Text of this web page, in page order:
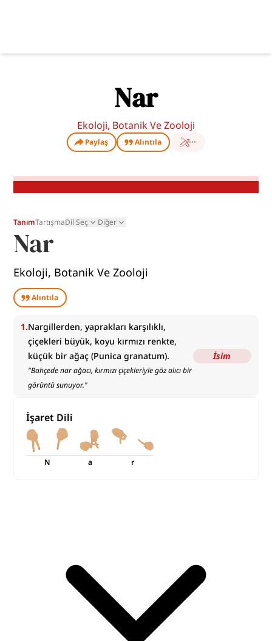
Nar
Ekoloji, Botanik Ve Zooloji
Paylaş Alıntıla
TanımTartışmaDil Seç Diğer
Nar
Ekoloji, Botanik Ve Zooloji
Alıntıla
1.Nargillerden, yaprakları karşılıklı,
çiçekleri büyük, koyu kırmızı renkte,
küçük bir ağaç (Punica granatum).
"Bahçede nar ağacı, kırmızı çiçekleriyle göz alıcı bir
görüntü sunuyor."
İsim
İşaret Dili
N a r